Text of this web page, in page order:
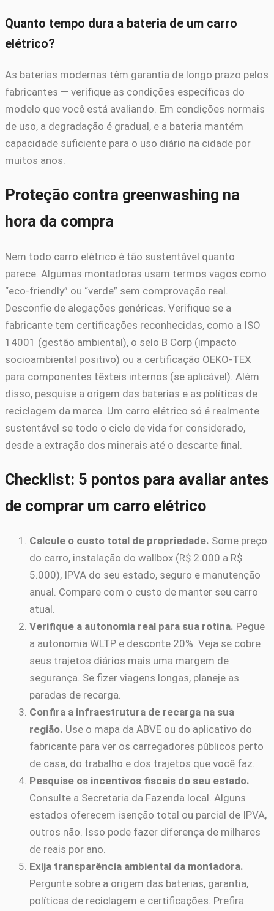
Quanto tempo dura a bateria de um carro
elétrico?
As baterias modernas têm garantia de longo prazo pelos
fabricantes — verifique as condições específicas do
modelo que você está avaliando. Em condições normais
de uso, a degradação é gradual, e a bateria mantém
capacidade suficiente para o uso diário na cidade por
muitos anos.
Proteção contra greenwashing na
hora da compra
Nem todo carro elétrico é tão sustentável quanto
parece. Algumas montadoras usam termos vagos como
“eco-friendly” ou “verde” sem comprovação real.
Desconfie de alegações genéricas. Verifique se a
fabricante tem certificações reconhecidas, como a ISO
14001 (gestão ambiental), o selo B Corp (impacto
socioambiental positivo) ou a certificação OEKO-TEX
para componentes têxteis internos (se aplicável). Além
disso, pesquise a origem das baterias e as políticas de
reciclagem da marca. Um carro elétrico só é realmente
sustentável se todo o ciclo de vida for considerado,
desde a extração dos minerais até o descarte final.
Checklist: 5 pontos para avaliar antes
de comprar um carro elétrico
Calcule o custo total de propriedade. Some preço
do carro, instalação do wallbox (R$ 2.000 a R$
5.000), IPVA do seu estado, seguro e manutenção
anual. Compare com o custo de manter seu carro
atual.
Verifique a autonomia real para sua rotina. Pegue
a autonomia WLTP e desconte 20%. Veja se cobre
seus trajetos diários mais uma margem de
segurança. Se fizer viagens longas, planeje as
paradas de recarga.
Confira a infraestrutura de recarga na sua
região. Use o mapa da ABVE ou do aplicativo do
fabricante para ver os carregadores públicos perto
de casa, do trabalho e dos trajetos que você faz.
Pesquise os incentivos fiscais do seu estado.
Consulte a Secretaria da Fazenda local. Alguns
estados oferecem isenção total ou parcial de IPVA,
outros não. Isso pode fazer diferença de milhares
de reais por ano.
Exija transparência ambiental da montadora.
Pergunte sobre a origem das baterias, garantia,
políticas de reciclagem e certificações. Prefira